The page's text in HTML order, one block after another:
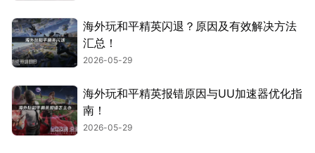
海外玩和平精英闪退？原因及有效解决方法
汇总！
2026-05-29
海外玩和平精英报错原因与UU加速器优化指
南！
2026-05-29